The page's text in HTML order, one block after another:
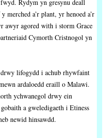
Rydym yn gresynu deall
merched a’r plant, yr henoed a’r
awyr agored with i storm Grace
Cymorth Cristnogol yn
lifogydd i achub rhywfaint
ardaloedd eraill o Malawi.
ychwanegol drwy ein
a gweledigaeth i Etiness
newid hinsawdd.